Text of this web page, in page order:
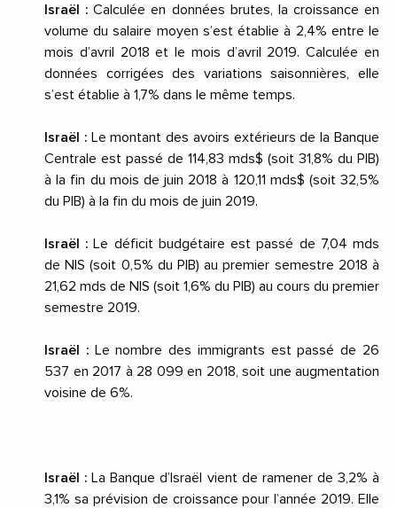
Israël : Calculée en données brutes, la croissance en
volume du salaire moyen s’est établie à 2,4% entre le
mois d’avril 2018 et le mois d’avril 2019. Calculée en
données corrigées des variations saisonnières, elle
s’est établie à 1,7% dans le même temps.
Israël :Le montant des avoirs extérieurs de la Banque
Centrale est passé de 114,83 mds$ (soit 31,8% du PIB)
à la fin du mois de juin 2018 à 120,11 mds$ (soit 32,5%
du PIB) à la fin du mois de juin 2019.
Israël : Le déficit budgétaire est passé de 7,04 mds
de NIS (soit 0,5% du PIB) au premier semestre 2018 à
21,62 mds de NIS (soit 1,6% du PIB) au cours du premier
semestre 2019.
Israël :Le nombre des immigrants est passé de 26
537 en 2017 à 28 099 en 2018, soit une augmentation
voisine de 6%.
Israël : La Banque d’Israël vient de ramener de 3,2% à
3,1% sa prévision de croissance pour l’année 2019. Elle